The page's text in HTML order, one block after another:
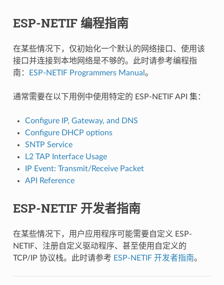
ESP-NETIF 编程指南
在某些情况下，仅初始化一个默认的网络接口、使用该
接口并连接到本地网络是不够的。此时请参考编程指
南：
ESP-NETIF Programmers Manual 。
通常需要在以下用例中使用特定的 ESP-NETIF API 集：
Configure IP, Gateway, and DNS
Configure DHCP options
SNTP Service
L2 TAP Interface Usage
IP Event: Transmit/Receive Packet
API Reference
ESP-NETIF 开发者指南
在某些情况下，用户应用程序可能需要自定义 ESP-
NETIF、注册自定义驱动程序、甚至使用自定义的
TCP/IP 协议栈。此时请参考 ESP-NETIF 开发者指南。